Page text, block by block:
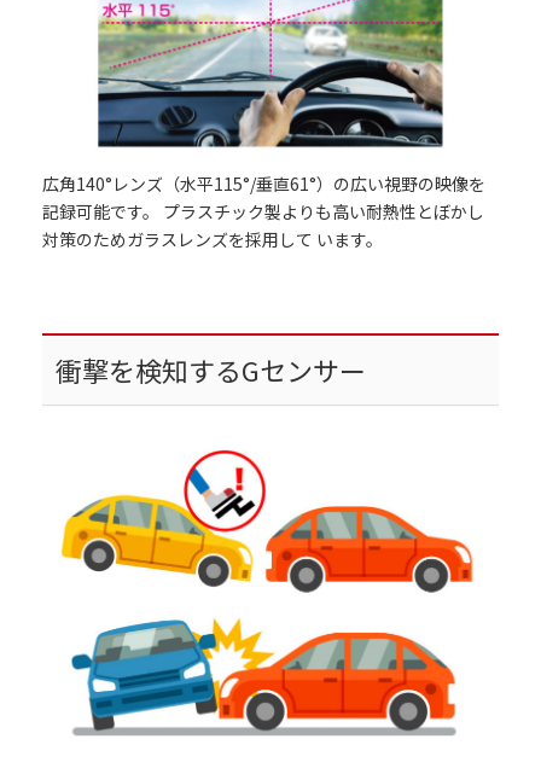
広角140°レンズ（水平115°/垂直61°）の広い視野の映像を
記録可能です。 プラスチック製よりも高い耐熱性とぼかし
対策のためガラスレンズを採用して います。
衝撃を検知するGセンサー